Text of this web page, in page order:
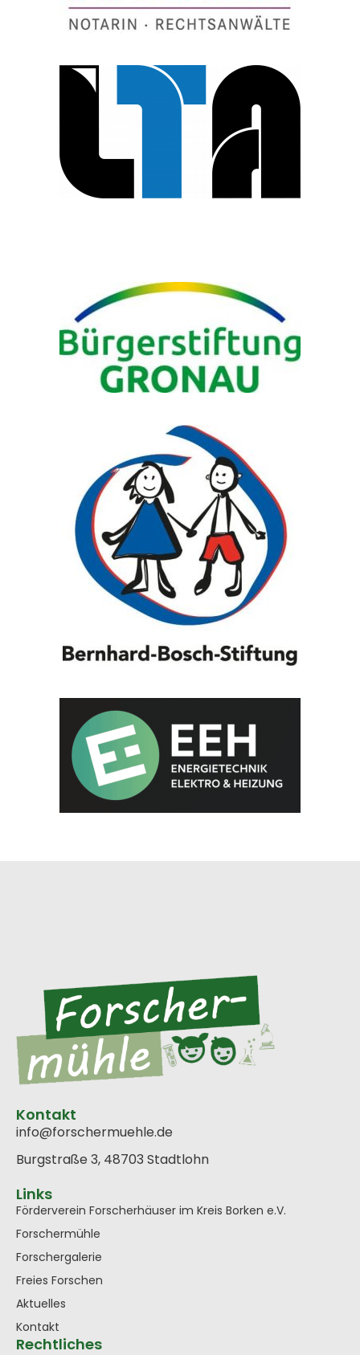
Kontakt
info@forschermuehle.de
Burgstraße 3, 48703 Stadtlohn
Links
Förderverein Forscherhäuser im Kreis Borken e.V.
Forschermühle
Forschergalerie
Freies Forschen
Aktuelles
Kontakt
Rechtliches